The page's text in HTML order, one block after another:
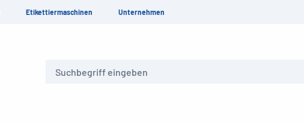
Etikettiermaschinen Unternehmen